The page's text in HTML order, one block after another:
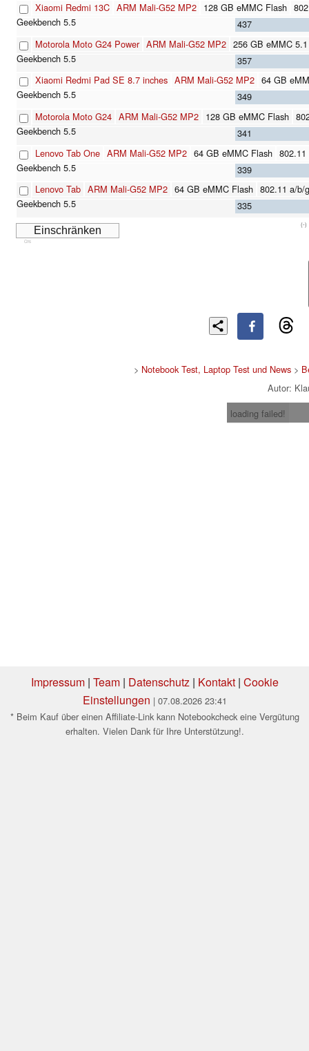
Xiaomi Redmi 13C ARM Mali-G52 MP2 128 GB eMMC Flash
437
Motorola Moto G24 Power ARM Mali-G52 MP2 256 GB eMMC
357
Xiaomi Redmi Pad SE 8.7 inches ARM Mali-G52 MP2 64 GB
349
Motorola Moto G24 ARM Mali-G52 MP2 128 GB eMMC Flash
341
Lenovo Tab One ARM Mali-G52 MP2 64 GB eMMC Flash
339
Lenovo Tab ARM Mali-G52 MP2 64 GB eMMC Flash 802.11 a/b/
335
(-)
Cns
> Notebook Test, Laptop Test und News >
Autor:
loading failed!
Impressum| Team| Datenschutz| Kontakt| Cookie
Einstellungen | 07.08.2026 23:41
* Beim Kauf über einen Affiliate-Link kann Notebookcheck eine Vergütung
erhalten. Vielen Dank für Ihre Unterstützung!.